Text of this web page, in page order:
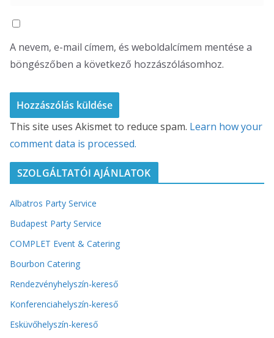
A nevem, e-mail címem, és weboldalcímem mentése a
böngészőben a következő hozzászólásomhoz.
This site uses Akismet to reduce spam. Learn how your
comment data is processed.
SZOLGÁLTATÓI AJÁNLATOK
Albatros Party Service
Budapest Party Service
COMPLET Event & Catering
Bourbon Catering
Rendezvényhelyszín-kereső
Konferenciahelyszín-kereső
Esküvőhelyszín-kereső